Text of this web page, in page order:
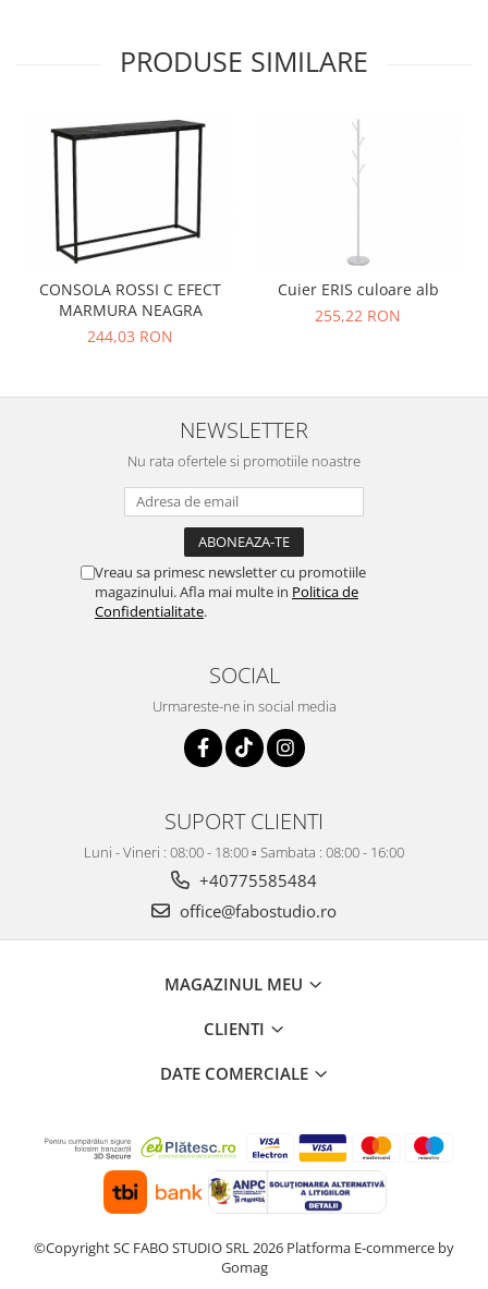
PRODUSE SIMILARE
CONSOLA ROSSI C EFECT
MARMURA NEAGRA
244,03 RON
Cuier ERIS culoare alb
255,22 RON
NEWSLETTER
Nu rata ofertele si promotiile noastre
Vreau sa primesc newsletter cu promotiile
magazinului. Afla mai multe in Politica de
Confidentialitate.
SOCIAL
Urmareste-ne in social media
SUPORT CLIENTI
Luni - Vineri : 08:00 - 18:00 ▫️ Sambata : 08:00 - 16:00
+40775585484
office@fabostudio.ro
MAGAZINUL MEU
CLIENTI
DATE COMERCIALE
©Copyright SC FABO STUDIO SRL 2026 Platforma E-commerce by
Gomag